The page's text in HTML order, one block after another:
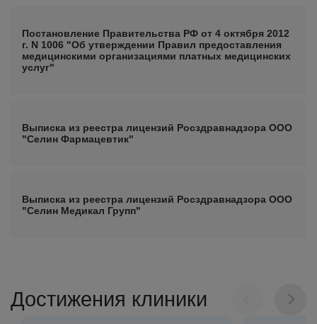
Постановление Правительства РФ от 4 октября 2012
г. N 1006 "Об утверждении Правил предоставления
медицинскими организациями платных медицинских
услуг"
Выписка из реестра лицензий Росздравнадзора ООО
"Селин Фармацевтик"
Выписка из реестра лицензий Росздравнадзора ООО
"Селин Медикал Групп"
Достижения клиники